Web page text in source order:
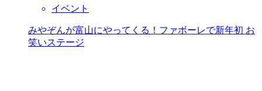
イベント
みやぞんが富山にやってくる！ファボーレで新年初 お
笑いステージ